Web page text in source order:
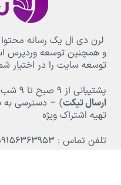
لرن دی ال یک رسانه
و همچنین توسعه وردپرس
توسعه سایت را در اختیار
پشتیبانی از ۹ صبح تا ۹
ارسال تیکت) – دسترسی به
تهیه اشتراک ویژه
تلفن تماس : ۰۹۱۵۶۳۶۳۹۵۳